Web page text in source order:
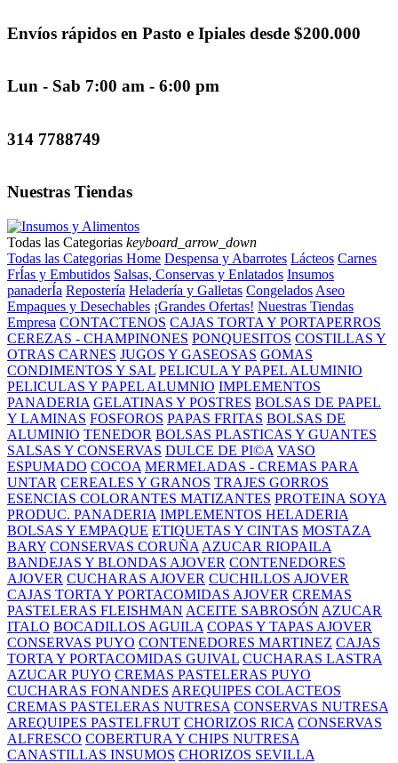
Envíos rápidos en Pasto e Ipiales desde $200.000
Lun - Sab 7:00 am - 6:00 pm
314 7788749
Nuestras Tiendas
Todas las Categorias keyboard_arrow_down
Todas las Categorias Home Despensa y Abarrotes Lácteos Carnes
FrÍ­as y Embutidos Salsas, Conservas y Enlatados Insumos
panaderÍa Repostería Heladería y Galletas Congelados Aseo
Empaques y Desechables ¡Grandes Ofertas! Nuestras Tiendas
Empresa CONTACTENOS CAJAS TORTA Y PORTAPERROS
CEREZAS - CHAMPINONES PONQUESITOS COSTILLAS Y
OTRAS CARNES JUGOS Y GASEOSAS GOMAS
CONDIMENTOS Y SAL PELICULA Y PAPEL ALUMINIO
PELICULAS Y PAPEL ALUMNIO IMPLEMENTOS
PANADERIA GELATINAS Y POSTRES BOLSAS DE PAPEL
Y LAMINAS FOSFOROS PAPAS FRITAS BOLSAS DE
ALUMINIO TENEDOR BOLSAS PLASTICAS Y GUANTES
SALSAS Y CONSERVAS DULCE DE PI©A VASO
ESPUMADO COCOA MERMELADAS - CREMAS PARA
UNTAR CEREALES Y GRANOS TRAJES GORROS
ESENCIAS COLORANTES MATIZANTES PROTEINA SOYA
PRODUC. PANADERIA IMPLEMENTOS HELADERIA
BOLSAS Y EMPAQUE ETIQUETAS Y CINTAS MOSTAZA
BARY CONSERVAS CORUÑA AZUCAR RIOPAILA
BANDEJAS Y BLONDAS AJOVER CONTENEDORES
AJOVER CUCHARAS AJOVER CUCHILLOS AJOVER
CAJAS TORTA Y PORTACOMIDAS AJOVER CREMAS
PASTELERAS FLEISHMAN ACEITE SABROSÓN AZUCAR
ITALO BOCADILLOS AGUILA COPAS Y TAPAS AJOVER
CONSERVAS PUYO CONTENEDORES MARTINEZ CAJAS
TORTA Y PORTACOMIDAS GUIVAL CUCHARAS LASTRA
AZUCAR PUYO CREMAS PASTELERAS PUYO
CUCHARAS FONANDES AREQUIPES COLACTEOS
CREMAS PASTELERAS NUTRESA CONSERVAS NUTRESA
AREQUIPES PASTELFRUT CHORIZOS RICA CONSERVAS
ALFRESCO COBERTURA Y CHIPS NUTRESA
CANASTILLAS INSUMOS CHORIZOS SEVILLA